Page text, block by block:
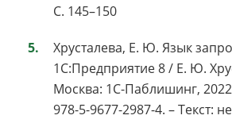
С. 145–150
Хрусталева, Е. Ю. Язык
1С:Предприятие 8 / Е. Ю.
Москва: 1С-Паблишинг,
978-5-9677-2987-4. – Текст: